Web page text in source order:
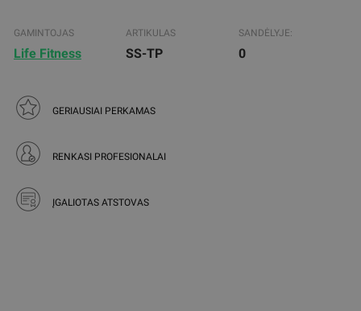
GAMINTOJAS
Life Fitness
ARTIKULAS
SS-TP
SANDĖLYJE:
0
GERIAUSIAI PERKAMAS
RENKASI PROFESIONALAI
ĮGALIOTAS ATSTOVAS